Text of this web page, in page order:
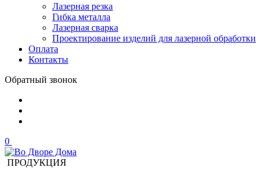
Лазерная резка
Гибка металла
Лазерная сварка
Проектирование изделий для лазерной обработки
Оплата
Контакты
Обратный звонок
0
ПРОДУКЦИЯ